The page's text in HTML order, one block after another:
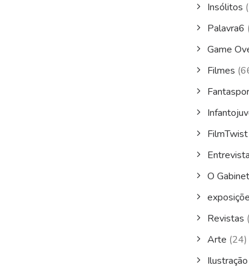
Insólitos
Palavra6
Game
Filmes
FilmTwist
O
Revistas
Arte (24)
Ilustração